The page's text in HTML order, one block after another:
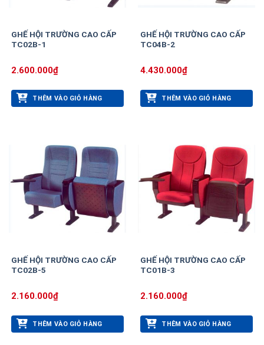
GHẾ HỘI TRƯỜNG CAO CẤP
TC02B-1
2.600.000₫
THÊM VÀO GIỎ HÀNG
GHẾ HỘI TRƯỜNG CAO CẤP
TC04B-2
4.430.000₫
THÊM VÀO GIỎ HÀNG
GHẾ HỘI TRƯỜNG CAO CẤP
TC02B-5
2.160.000₫
THÊM VÀO GIỎ HÀNG
GHẾ HỘI TRƯỜNG CAO CẤP
TC01B-3
2.160.000₫
THÊM VÀO GIỎ HÀNG